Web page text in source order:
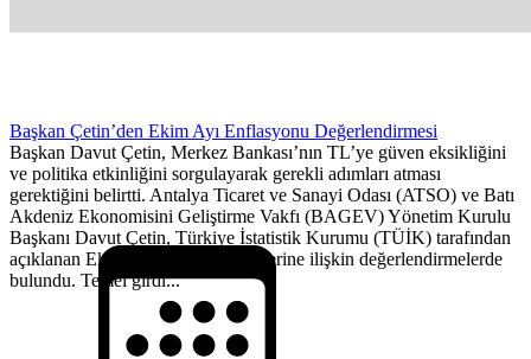
Başkan Çetin’den Ekim Ayı Enflasyonu Değerlendirmesi
Başkan Davut Çetin, Merkez Bankası’nın TL’ye güven eksikliğini
ve politika etkinliğini sorgulayarak gerekli adımları atması
gerektiğini belirtti. Antalya Ticaret ve Sanayi Odası (ATSO) ve Batı
Akdeniz Ekonomisini Geliştirme Vakfı (BAGEV) Yönetim Kurulu
Başkanı Davut Çetin, Türkiye İstatistik Kurumu (TÜİK) tarafından
açıklanan Ekim ayı enflasyon verilerine ilişkin değerlendirmelerde
bulundu. Temel girdi...